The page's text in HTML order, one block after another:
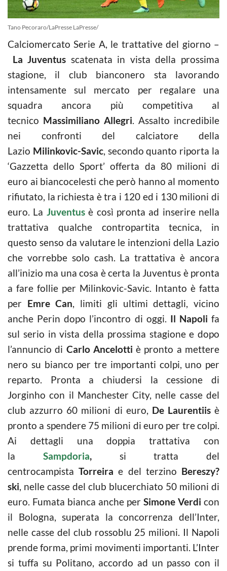
Tano Pecoraro/LaPresse LaPresse/
Calciomercato Serie A, le trattative del giorno –
La Juventus scatenata in vista della prossima
stagione, il club bianconero sta lavorando
intensamente sul mercato per regalare una
squadra ancora più competitiva al
tecnico Massimiliano Allegri. Assalto incredibile
nei confronti del calciatore della
Lazio Milinkovic-Savic, secondo quanto riporta la
‘Gazzetta dello Sport’ offerta da 80 milioni di
euro ai biancocelesti che però hanno al momento
rifiutato, la richiesta è tra i 120 ed i 130 milioni di
euro. La Juventus è così pronta ad inserire nella
trattativa qualche contropartita tecnica, in
questo senso da valutare le intenzioni della Lazio
che vorrebbe solo cash. La trattativa è ancora
all’inizio ma una cosa è certa la Juventus è pronta
a fare follie per Milinkovic-Savic. Intanto è fatta
per Emre Can, limiti gli ultimi dettagli, vicino
anche Perin dopo l’incontro di oggi. Il Napoli fa
sul serio in vista della prossima stagione e dopo
l’annuncio di Carlo Ancelotti è pronto a mettere
nero su bianco per tre importanti colpi, uno per
reparto. Pronta a chiudersi la cessione di
Jorginho con il Manchester City, nelle casse del
club azzurro 60 milioni di euro, De Laurentiisè
pronto a spendere 75 milioni di euro per tre colpi.
Ai dettagli una doppia trattativa con
la Sampdoria,si tratta del
centrocampistaTorreira e del terzino Bereszy?
ski, nelle casse del club blucerchiato 50 milioni di
euro. Fumata bianca anche per Simone Verdi con
il Bologna, superata la concorrenza dell’Inter,
nelle casse del club rossoblu 25 milioni. Il Napoli
prende forma, primi movimenti importanti. L’Inter
si tuffa su Politano, accordo ad un passo con il